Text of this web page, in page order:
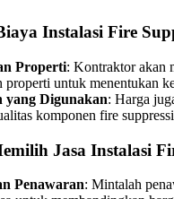
Instalasi Fire
Properti: Kontraktor akan
properti untuk menentukan
yang Digunakan: Harga
komponen fire
Jasa Instalasi
Penawaran: Mintalah